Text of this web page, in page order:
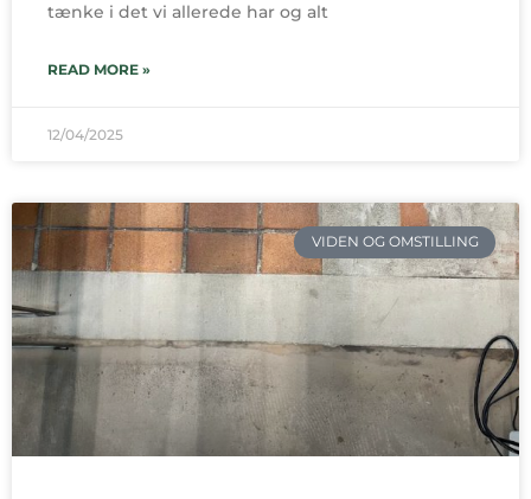
tænke i det vi allerede har og alt
READ MORE »
12/04/2025
VIDEN OG OMSTILLING